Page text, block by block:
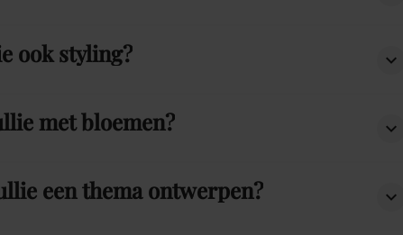
ook styling?
met bloemen?
een thema ontwerpen?